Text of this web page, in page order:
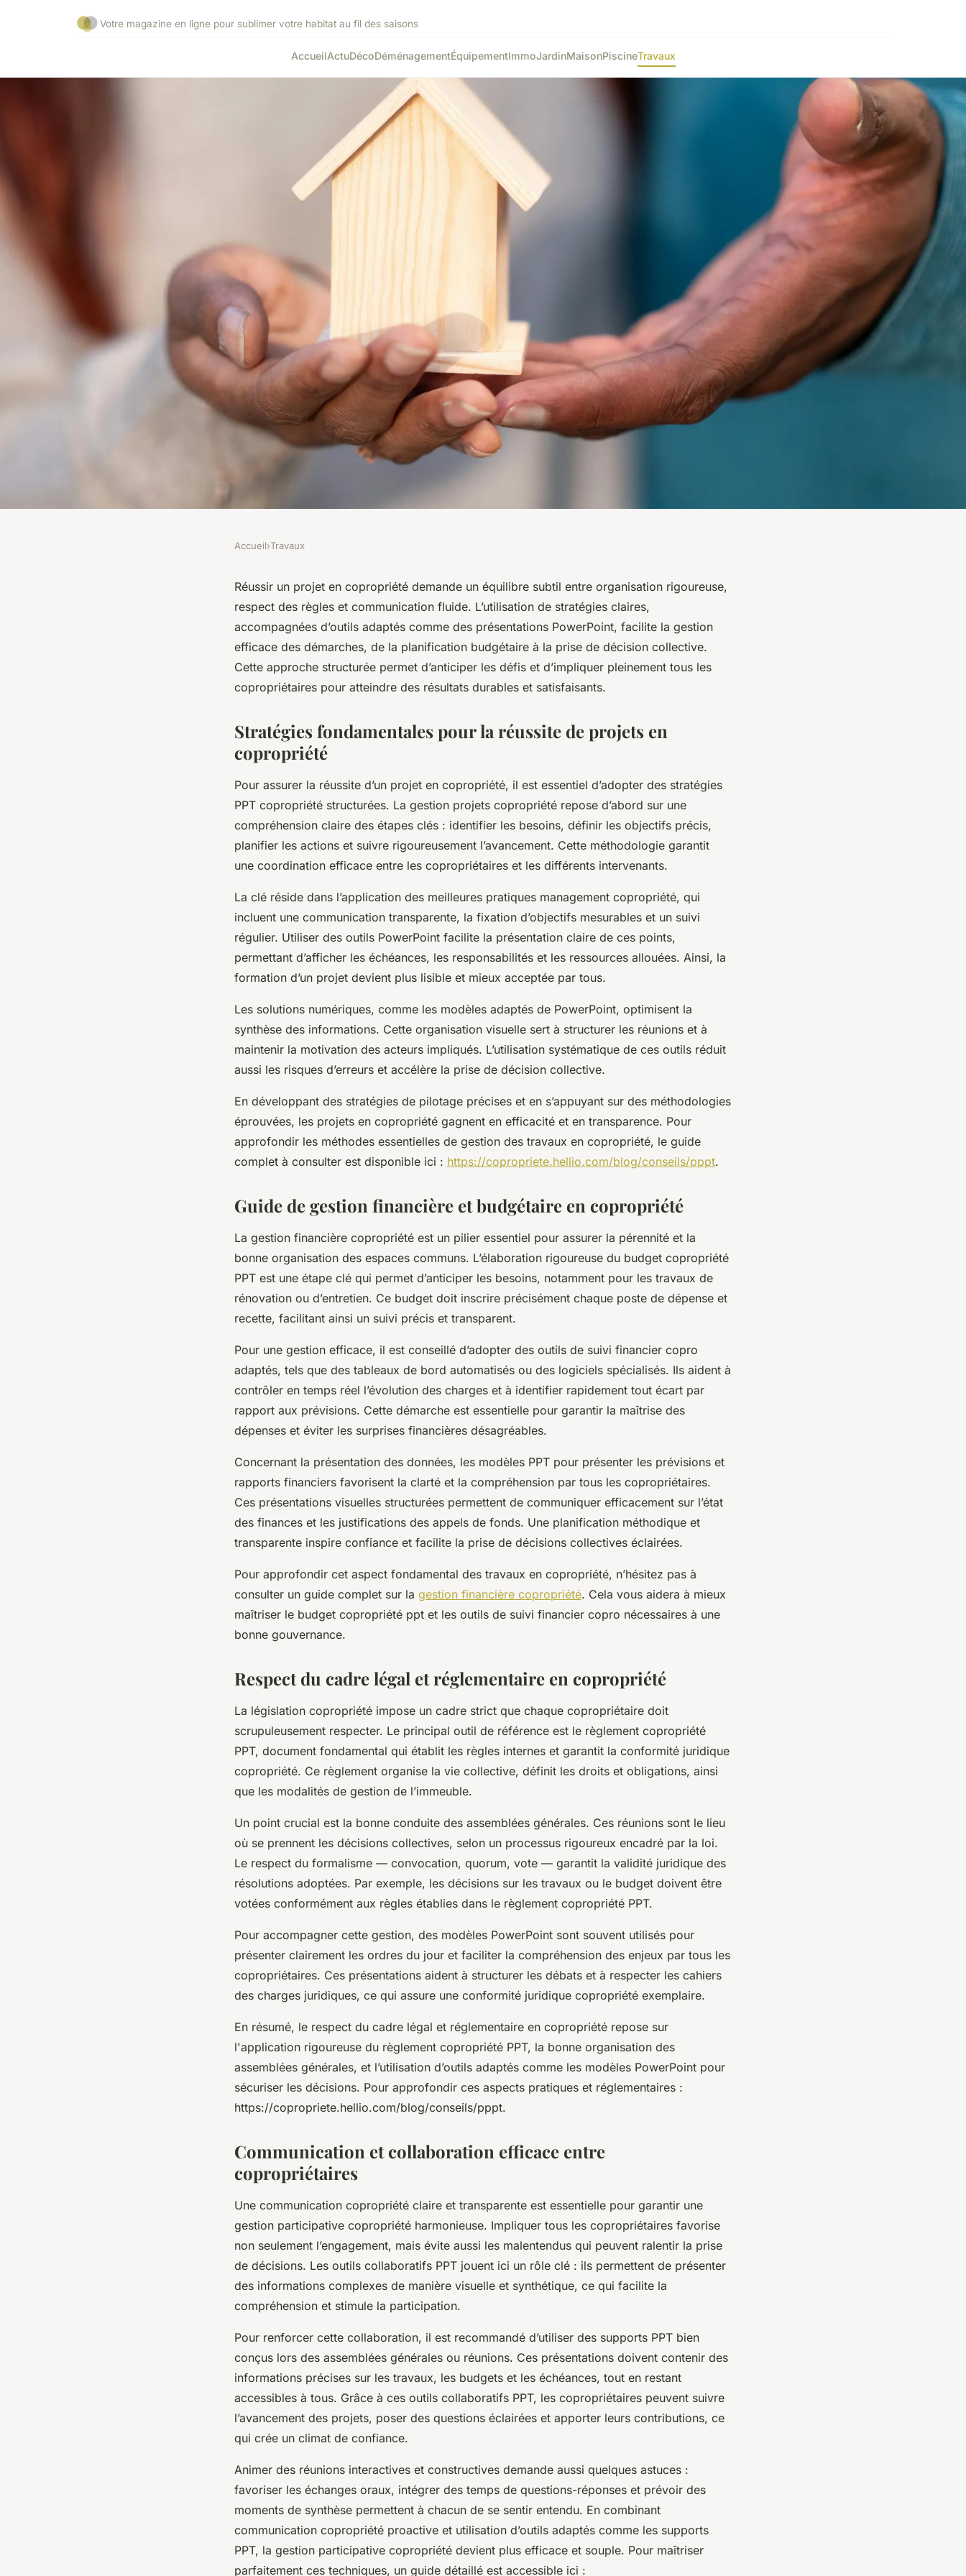
Votre magazine en ligne pour sublimer votre habitat au fil des saisons
AccueilActuDécoDéménagementÉquipementImmoJardinMaisonPiscineTravaux
Pppt : stratégies clés pour réussir vos
projets en copropriété
Accueil›Travaux
Réussir un projet en copropriété demande un équilibre subtil entre organisation rigoureuse,
respect des règles et communication fluide. L’utilisation de stratégies claires,
accompagnées d’outils adaptés comme des présentations PowerPoint, facilite la gestion
efficace des démarches, de la planification budgétaire à la prise de décision collective.
Cette approche structurée permet d’anticiper les défis et d’impliquer pleinement tous les
copropriétaires pour atteindre des résultats durables et satisfaisants.
Stratégies fondamentales pour la réussite de projets en
copropriété
Pour assurer la réussite d’un projet en copropriété, il est essentiel d’adopter des stratégies
PPT copropriété structurées. La gestion projets copropriété repose d’abord sur une
compréhension claire des étapes clés : identifier les besoins, définir les objectifs précis,
planifier les actions et suivre rigoureusement l’avancement. Cette méthodologie garantit
une coordination efficace entre les copropriétaires et les différents intervenants.
La clé réside dans l’application des meilleures pratiques management copropriété, qui
incluent une communication transparente, la fixation d’objectifs mesurables et un suivi
régulier. Utiliser des outils PowerPoint facilite la présentation claire de ces points,
permettant d’afficher les échéances, les responsabilités et les ressources allouées. Ainsi, la
formation d’un projet devient plus lisible et mieux acceptée par tous.
Les solutions numériques, comme les modèles adaptés de PowerPoint, optimisent la
synthèse des informations. Cette organisation visuelle sert à structurer les réunions et à
maintenir la motivation des acteurs impliqués. L’utilisation systématique de ces outils réduit
aussi les risques d’erreurs et accélère la prise de décision collective.
En développant des stratégies de pilotage précises et en s’appuyant sur des méthodologies
éprouvées, les projets en copropriété gagnent en efficacité et en transparence. Pour
approfondir les méthodes essentielles de gestion des travaux en copropriété, le guide
complet à consulter est disponible ici : https://copropriete.hellio.com/blog/conseils/pppt.
Guide de gestion financière et budgétaire en copropriété
La gestion financière copropriété est un pilier essentiel pour assurer la pérennité et la
bonne organisation des espaces communs. L’élaboration rigoureuse du budget copropriété
PPT est une étape clé qui permet d’anticiper les besoins, notamment pour les travaux de
rénovation ou d’entretien. Ce budget doit inscrire précisément chaque poste de dépense et
recette, facilitant ainsi un suivi précis et transparent.
Pour une gestion efficace, il est conseillé d’adopter des outils de suivi financier copro
adaptés, tels que des tableaux de bord automatisés ou des logiciels spécialisés. Ils aident à
contrôler en temps réel l’évolution des charges et à identifier rapidement tout écart par
rapport aux prévisions. Cette démarche est essentielle pour garantir la maîtrise des
dépenses et éviter les surprises financières désagréables.
Concernant la présentation des données, les modèles PPT pour présenter les prévisions et
rapports financiers favorisent la clarté et la compréhension par tous les copropriétaires.
Ces présentations visuelles structurées permettent de communiquer efficacement sur l’état
des finances et les justifications des appels de fonds. Une planification méthodique et
transparente inspire confiance et facilite la prise de décisions collectives éclairées.
Pour approfondir cet aspect fondamental des travaux en copropriété, n’hésitez pas à
consulter un guide complet sur la gestion financière copropriété. Cela vous aidera à mieux
maîtriser le budget copropriété ppt et les outils de suivi financier copro nécessaires à une
bonne gouvernance.
Respect du cadre légal et réglementaire en copropriété
La législation copropriété impose un cadre strict que chaque copropriétaire doit
scrupuleusement respecter. Le principal outil de référence est le règlement copropriété
PPT, document fondamental qui établit les règles internes et garantit la conformité juridique
copropriété. Ce règlement organise la vie collective, définit les droits et obligations, ainsi
que les modalités de gestion de l’immeuble.
Un point crucial est la bonne conduite des assemblées générales. Ces réunions sont le lieu
où se prennent les décisions collectives, selon un processus rigoureux encadré par la loi.
Le respect du formalisme — convocation, quorum, vote — garantit la validité juridique des
résolutions adoptées. Par exemple, les décisions sur les travaux ou le budget doivent être
votées conformément aux règles établies dans le règlement copropriété PPT.
Pour accompagner cette gestion, des modèles PowerPoint sont souvent utilisés pour
présenter clairement les ordres du jour et faciliter la compréhension des enjeux par tous les
copropriétaires. Ces présentations aident à structurer les débats et à respecter les cahiers
des charges juridiques, ce qui assure une conformité juridique copropriété exemplaire.
En résumé, le respect du cadre légal et réglementaire en copropriété repose sur
l'application rigoureuse du règlement copropriété PPT, la bonne organisation des
assemblées générales, et l’utilisation d’outils adaptés comme les modèles PowerPoint pour
sécuriser les décisions. Pour approfondir ces aspects pratiques et réglementaires :
https://copropriete.hellio.com/blog/conseils/pppt.
Communication et collaboration efficace entre
copropriétaires
Une communication copropriété claire et transparente est essentielle pour garantir une
gestion participative copropriété harmonieuse. Impliquer tous les copropriétaires favorise
non seulement l’engagement, mais évite aussi les malentendus qui peuvent ralentir la prise
de décisions. Les outils collaboratifs PPT jouent ici un rôle clé : ils permettent de présenter
des informations complexes de manière visuelle et synthétique, ce qui facilite la
compréhension et stimule la participation.
Pour renforcer cette collaboration, il est recommandé d’utiliser des supports PPT bien
conçus lors des assemblées générales ou réunions. Ces présentations doivent contenir des
informations précises sur les travaux, les budgets et les échéances, tout en restant
accessibles à tous. Grâce à ces outils collaboratifs PPT, les copropriétaires peuvent suivre
l’avancement des projets, poser des questions éclairées et apporter leurs contributions, ce
qui crée un climat de confiance.
Animer des réunions interactives et constructives demande aussi quelques astuces :
favoriser les échanges oraux, intégrer des temps de questions-réponses et prévoir des
moments de synthèse permettent à chacun de se sentir entendu. En combinant
communication copropriété proactive et utilisation d’outils adaptés comme les supports
PPT, la gestion participative copropriété devient plus efficace et souple. Pour maîtriser
parfaitement ces techniques, un guide détaillé est accessible ici :